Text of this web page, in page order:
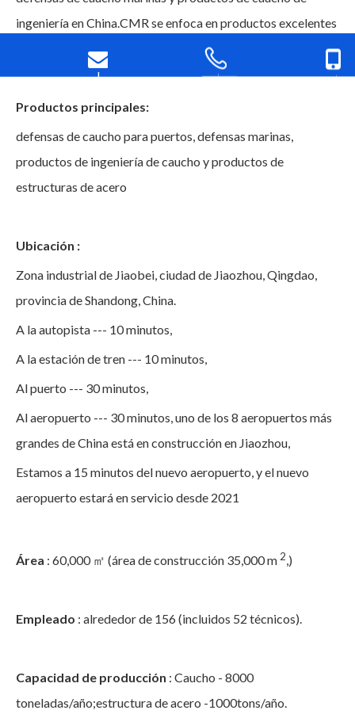
ingeniería en China.CMR se enfoca en productos excelentes
y calidad confiable, junto con un servicio genuino.
Productos principales:
defensas de caucho para puertos, defensas marinas,
productos de ingeniería de caucho y productos de
estructuras de acero
Ubicación :
Zona industrial de Jiaobei, ciudad de Jiaozhou, Qingdao,
provincia de Shandong, China.
A la autopista --- 10 minutos,
A la estación de tren --- 10 minutos,
Al puerto --- 30 minutos,
Al aeropuerto --- 30 minutos, uno de los 8 aeropuertos más
grandes de China está en construcción en Jiaozhou,
Estamos a 15 minutos del nuevo aeropuerto, y el nuevo
aeropuerto estará en servicio desde 2021
Área : 60,000 ㎡ (área de construcción 35,000 m 2,)
Empleado : alrededor de 156 (incluidos 52 técnicos).
Capacidad de producción : Caucho - 8000
toneladas/año;estructura de acero -1000tons/año.
Info@cmrq... +86-18766...